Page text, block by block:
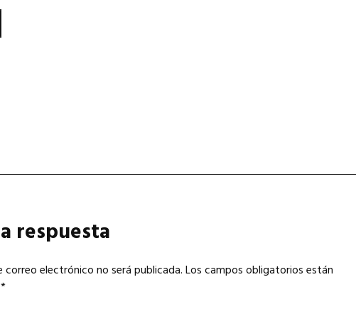
de artículos
respuesta
correo electrónico no será publicada.Los campos obligatorios están
*